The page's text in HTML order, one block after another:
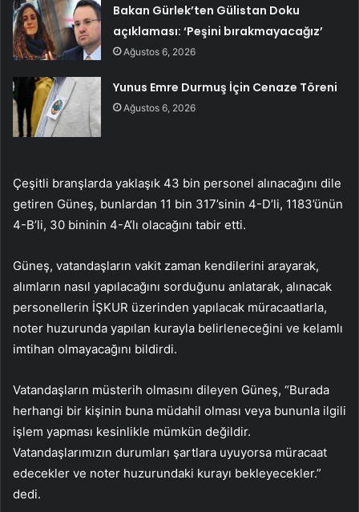
Bakan Gürlek’ten Gülistan Doku
açıklaması: ‘Peşini bırakmayacağız’
Ağustos 6, 2026
Yunus Emre Durmuş İçin Cenaze Töreni
Ağustos 6, 2026
Çeşitli branşlarda yaklaşık 43 bin personel alınacağını dile
getiren Güneş, bunlardan 11 bin 317’sinin 4-D’li, 1183’ünün
4-B’li, 30 bininin 4-A’lı olacağını tabir etti.
Güneş, vatandaşların vakit zaman kendilerini arayarak,
alımların nasıl yapılacağını sorduğunu anlatarak, alınacak
personellerin İŞKUR üzerinden yapılacak müracaatlarla,
noter huzurunda yapılan kurayla belirleneceğini ve kelamlı
imtihan olmayacağını bildirdi.
Vatandaşların müsterih olmasını dileyen Güneş, “Burada
herhangi bir kişinin buna müdahil olması veya bununla ilgili
işlem yapması kesinlikle mümkün değildir.
Vatandaşlarımızın durumları şartlara uyuyorsa müracaat
edecekler ve noter huzurundaki kurayı bekleyecekler.”
dedi.